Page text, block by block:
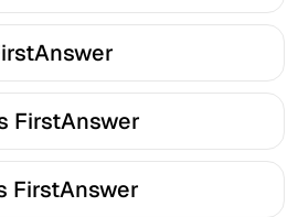
FirstAnswer
FirstAnswer